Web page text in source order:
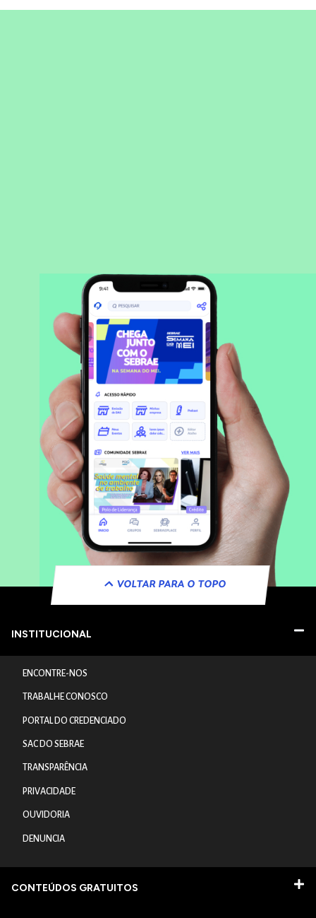
VOLTAR PARA O TOPO
INSTITUCIONAL
ENCONTRE-NOS
TRABALHE CONOSCO
PORTAL DO CREDENCIADO
SAC DO SEBRAE
TRANSPARÊNCIA
PRIVACIDADE
OUVIDORIA
DENUNCIA
CONTEÚDOS GRATUITOS